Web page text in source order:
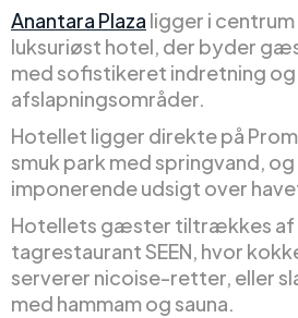
Anantara Plaza ligger i
luksuriøst hotel, der byder
med sofistikeret indretning
afslapningsområder.
Hotellet ligger direkte på
smuk park med springvand, og
imponerende udsigt over
Hotellets gæster tiltrækkes af
tagrestaurant SEEN, hvor
serverer nicoise-retter, eller
med hammam og sauna.